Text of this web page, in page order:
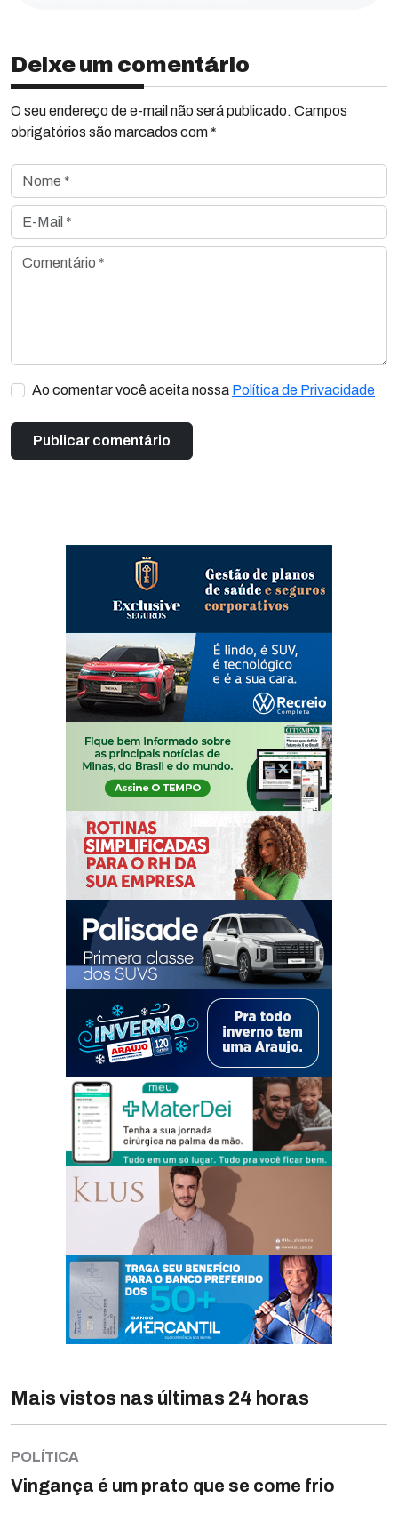
Deixe um comentário
O seu endereço de e-mail não será publicado. Campos
obrigatórios são marcados com *
Nome *
E-Mail *
Comentário *
Ao comentar você aceita nossa Política de Privacidade
Mais vistos nas últimas 24 horas
POLÍTICA
Vingança é um prato que se come frio